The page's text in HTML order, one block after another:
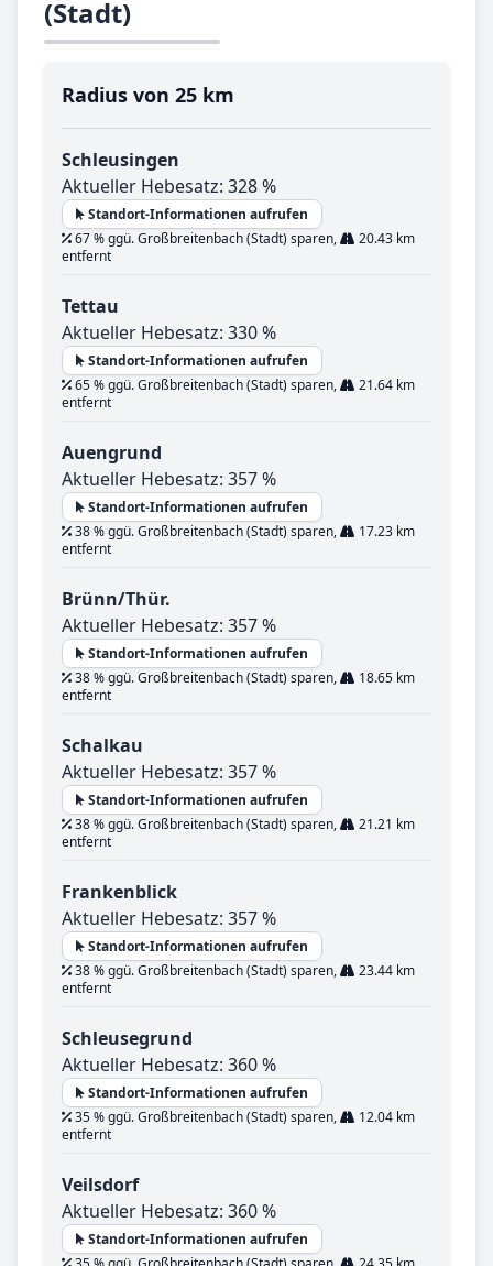
(Stadt)
Radius von 25 km
Schleusingen
Aktueller Hebesatz: 328 %
Standort-Informationen aufrufen
67 % ggü. Großbreitenbach (Stadt) sparen,
20.43 km
entfernt
Tettau
Aktueller Hebesatz: 330 %
Standort-Informationen aufrufen
65 % ggü. Großbreitenbach (Stadt) sparen,
21.64 km
entfernt
Auengrund
Aktueller Hebesatz: 357 %
Standort-Informationen aufrufen
38 % ggü. Großbreitenbach (Stadt) sparen,
17.23 km
entfernt
Brünn/Thür.
Aktueller Hebesatz: 357 %
Standort-Informationen aufrufen
38 % ggü. Großbreitenbach (Stadt) sparen,
18.65 km
entfernt
Schalkau
Aktueller Hebesatz: 357 %
Standort-Informationen aufrufen
38 % ggü. Großbreitenbach (Stadt) sparen,
21.21 km
entfernt
Frankenblick
Aktueller Hebesatz: 357 %
Standort-Informationen aufrufen
38 % ggü. Großbreitenbach (Stadt) sparen,
23.44 km
entfernt
Schleusegrund
Aktueller Hebesatz: 360 %
Standort-Informationen aufrufen
35 % ggü. Großbreitenbach (Stadt) sparen,
12.04 km
entfernt
Veilsdorf
Aktueller Hebesatz: 360 %
Standort-Informationen aufrufen